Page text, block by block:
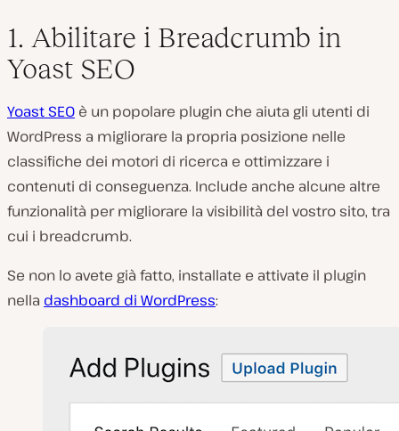
1. Abilitare i Breadcrumb in
Yoast SEO
Yoast SEO è un popolare plugin che aiuta gli utenti di
WordPress a migliorare la propria posizione nelle
classifiche dei motori di ricerca e ottimizzare i
contenuti di conseguenza. Include anche alcune altre
funzionalità per migliorare la visibilità del vostro sito, tra
cui i breadcrumb.
Se non lo avete già fatto, installate e attivate il plugin
nella dashboard di WordPress: